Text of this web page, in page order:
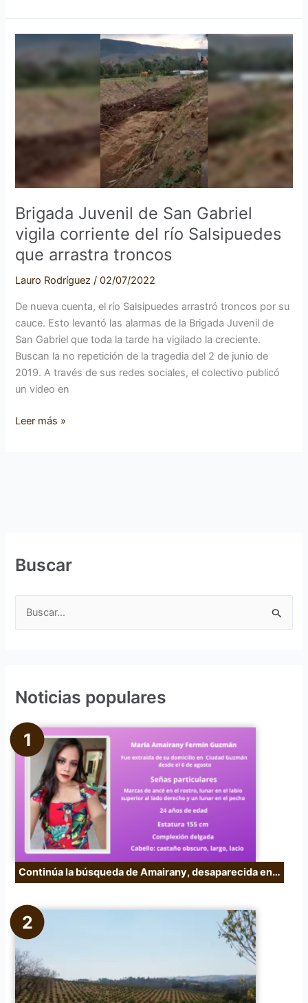
Brigada Juvenil de San Gabriel
vigila corriente del río Salsipuedes
que arrastra troncos
Lauro Rodríguez/02/07/2022
De nueva cuenta, el río Salsipuedes arrastró troncos por su
cauce. Esto levantó las alarmas de la Brigada Juvenil de
San Gabriel que toda la tarde ha vigilado la creciente.
Buscan la no repetición de la tragedia del 2 de junio de
2019. A través de sus redes sociales, el colectivo publicó
un video en
Brigada
Juvenil
San
corriente
Salsipuedes
que
arrastra
troncos
Leer más »
Buscar
a
o
Noticias populares
Continúa la búsqueda de Amairany, desaparecida en…